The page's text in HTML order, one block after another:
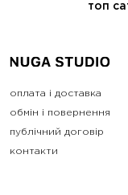
топ
оплата і доставка
обмін і повернення
публічний договір
контакти